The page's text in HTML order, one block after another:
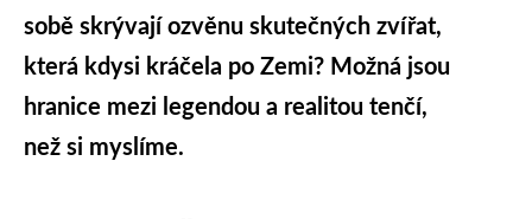
sobě skrývají ozvěnu skutečných zvířat,
která kdysi kráčela po Zemi? Možná jsou
hranice mezi legendou a realitou tenčí,
než si myslíme.